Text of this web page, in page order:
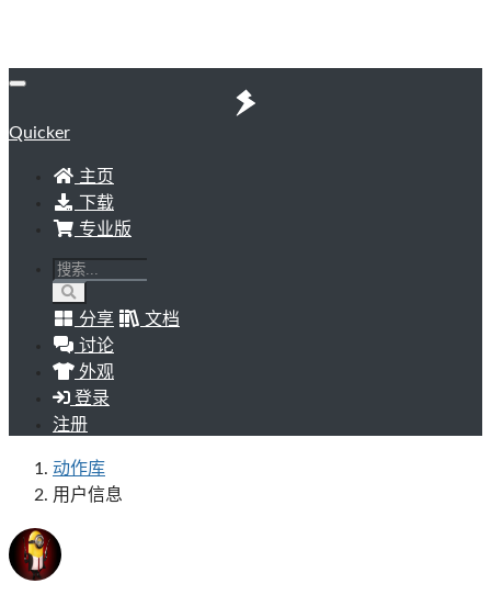
Quicker
主页
下载
专业版
分享
文档
讨论
外观
登录
注册
动作库
用户信息